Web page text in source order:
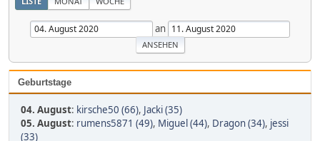
an
Geburtstage
04. August: kirsche50 (66), Jacki (35)
05. August: rumens5871 (49), Miguel (44), Dragon (34), jessi
(33)